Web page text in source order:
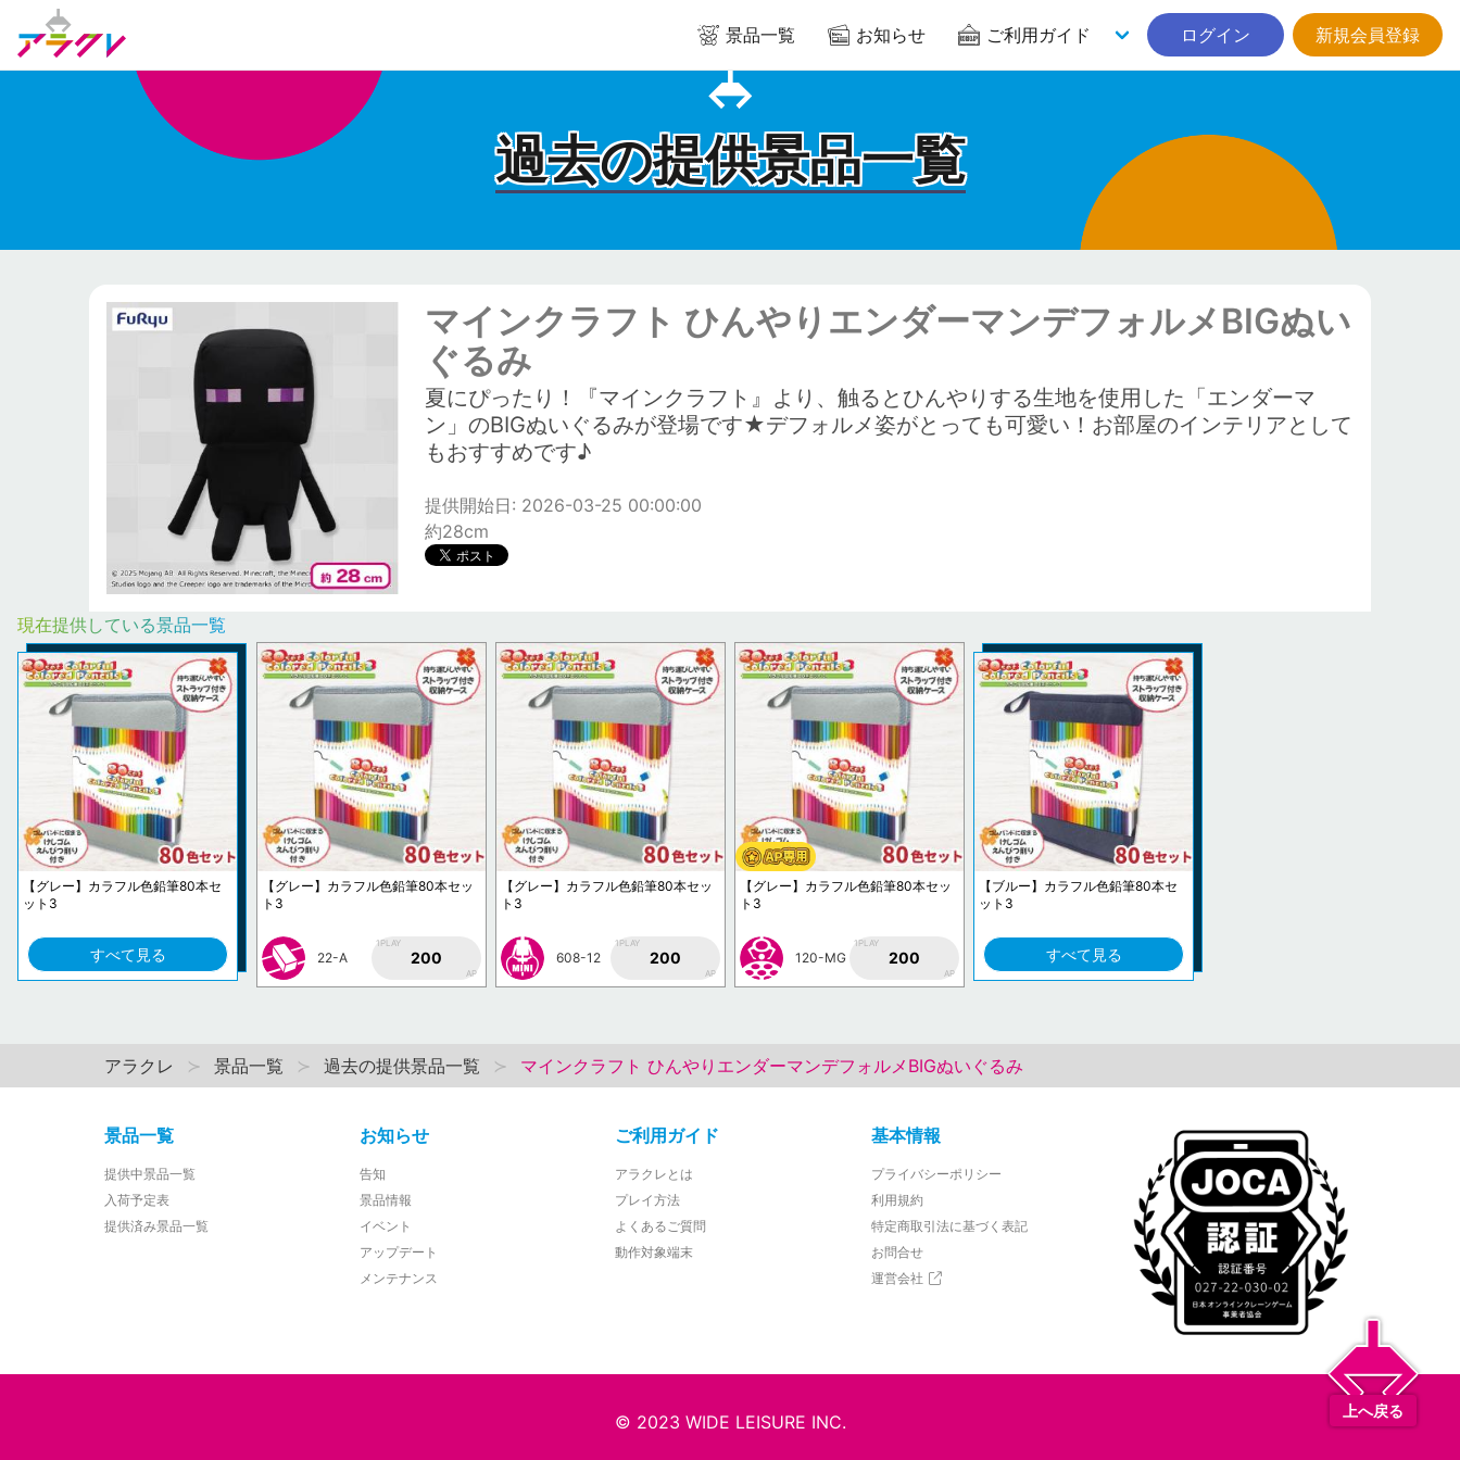
景品一覧 お知らせ ご利用ガイド ログイン 新規会員登録
過去の提供景品一覧
マインクラフト ひんやりエンダーマンデフォルメBIGぬい
ぐるみ
夏にぴったり！『マインクラフト』より、触るとひんやりする生地を使用した「エンダーマ
ン」のBIGぬいぐるみが登場です★デフォルメ姿がとっても可愛い！お部屋のインテリアとして
もおすすめです♪
提供開始日: 2026-03-25 00:00:00
約28cm
現在提供している景品一覧
【グレー】カラフル色鉛筆80本セ
ット3
すべて見る
【グレー】カラフル色鉛筆80本セッ
ト3
22-A
1PLAY
200
AP
【グレー】カラフル色鉛筆80本セッ
ト3
608-12
1PLAY
200
AP
【グレー】カラフル色鉛筆80本セッ
ト3
120-MG
1PLAY
200
AP
【ブルー】カラフル色鉛筆80本セ
ット3
すべて見る
アラクレ 景品一覧 過去の提供景品一覧 マインクラフト ひんやりエンダーマンデフォルメBIGぬいぐるみ
景品一覧
提供中景品一覧
入荷予定表
提供済み景品一覧
お知らせ
告知
景品情報
イベント
アップデート
メンテナンス
ご利用ガイド
アラクレとは
プレイ方法
よくあるご質問
動作対象端末
基本情報
プライバシーポリシー
利用規約
特定商取引法に基づく表記
お問合せ
運営会社
© 2023 WIDE LEISURE INC.
上へ戻る